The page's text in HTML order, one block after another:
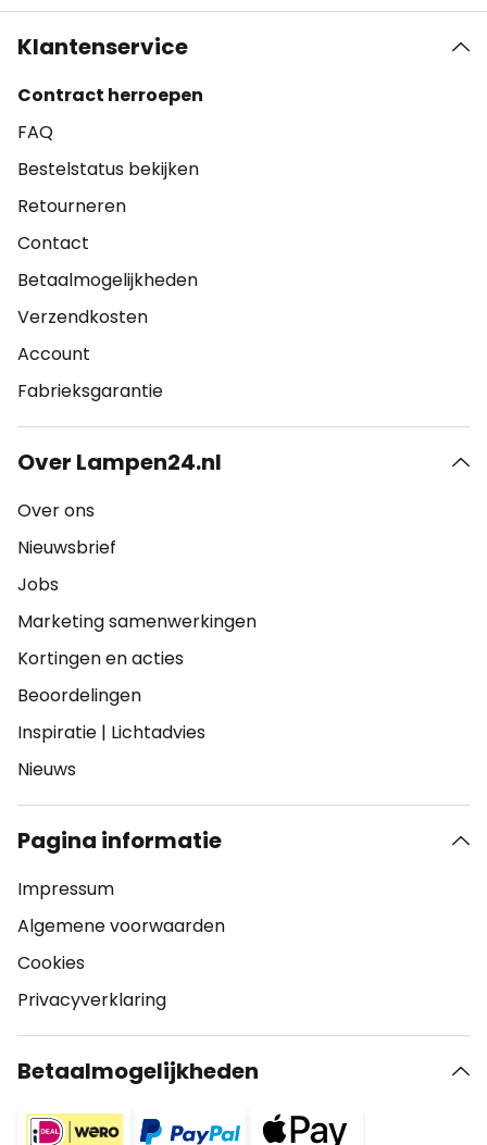
Klantenservice
Contract herroepen
FAQ
Bestelstatus bekijken
Retourneren
Contact
Betaalmogelijkheden
Verzendkosten
Account
Fabrieksgarantie
Over Lampen24.nl
Over ons
Nieuwsbrief
Jobs
Marketing samenwerkingen
Kortingen en acties
Beoordelingen
Inspiratie | Lichtadvies
Nieuws
Pagina informatie
Impressum
Algemene voorwaarden
Cookies
Privacyverklaring
Betaalmogelijkheden